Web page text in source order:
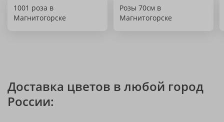
1001 роза в
Магнитогорске
Розы 70см в
Магнитогорске
Доставка цветов в любой город
России: